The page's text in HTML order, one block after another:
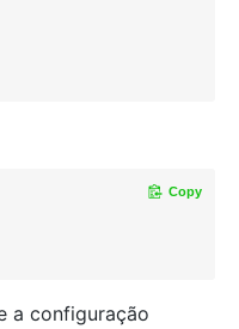
Copy
a configuração